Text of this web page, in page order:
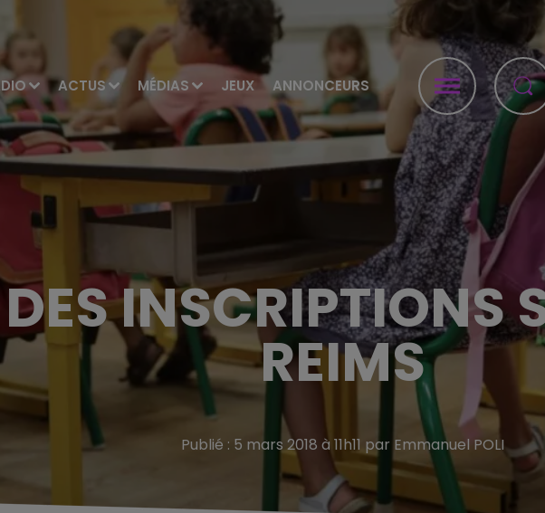
ACTUS MÉDIAS JEUX ANNONCEURS
INSCRIPTIONS
REIMS
Publié : 5 mars 2018 à 11h11 par Emmanuel POLI